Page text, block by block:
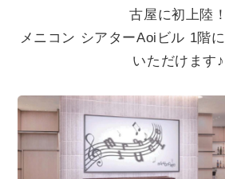
サポートが必要
サイトポリシ
個人情報保護方
古屋に初上陸！
メニコン シアターAoiビル 1階
いただけます♪